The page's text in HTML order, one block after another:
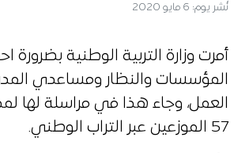
نُشر يوم: 6 مايو 2020
أمرت وزارة التربية الوطنية بضرورة
المؤسسات والنظار ومساعدي
العمل، وجاء هذا في مراسلة لها
57 الموزعين عبر التراب الوطني.